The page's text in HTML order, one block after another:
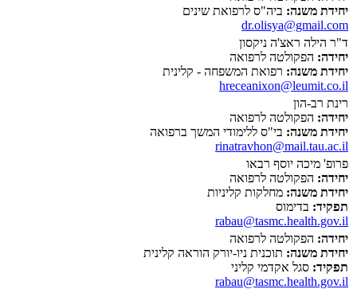
יחידת משנה: ביה"ס לרפואת שינים
dr.olisya@gmail.com
ד"ר הילה ראצ'ה ניקסון
יחידה: הפקולטה לרפואה
יחידת משנה: רפואת המשפחה - קלינית
hreceanixon@leumit.co.il
רינת רב-הון
יחידה: הפקולטה לרפואה
יחידת משנה: בי"ס ללימודי המשך ברפואה
rinatravhon@mail.tau.ac.il
פרופ' מיכה יוסף רבאו
יחידה: הפקולטה לרפואה
יחידת משנה: מחלקות קליניות
תפקיד: בדימוס
rabau@tasmc.health.gov.il
יחידה: הפקולטה לרפואה
יחידת משנה: תוכנית ניו-יורק הוראה קלינית
תפקיד: סגל אקדמי קליני
rabau@tasmc.health.gov.il